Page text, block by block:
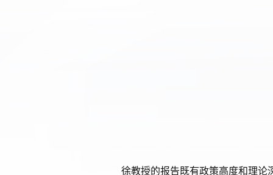
徐教授的报告既有政策高度和理论